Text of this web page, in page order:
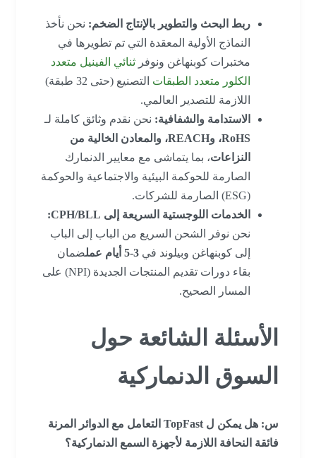
ربط البحث والتطوير بالإنتاج الضخم:نحن نأخذ
النماذج الأولية المعقدة التي تم تطويرها في
مختبرات كوبنهاغن ونوفرثنائي الفينيل متعدد
الكلور متعدد الطبقات
التصنيع (حتى 32 طبقة)
اللازمة للتصدير العالمي.
الاستدامة والشفافية:نحن نقدم وثائق كاملة لـ
RoHS، وREACH، والمعادن الخالية من
النزاعات، بما يتماشى مع معايير الدنمارك
الصارمة للحوكمة البيئية والاجتماعية والحوكمة
الخدمات اللوجستية السريعة إلى CPH/BLL:
نحن نوفر الشحن السريع من الباب إلى الباب
إلى كوبنهاغن وبيلوند في 3-5 أيام عمل
ضمان
بقاء دورات تقديم المنتجات الجديدة (NPI) على
المسار الصحيح.
الأسئلة الشائعة حول
السوق الدنماركية
س: هل يمكن ل TopFast التعامل مع الدوائر المرنة
فائقة النحافة اللازمة لأجهزة السمع الدنماركية؟